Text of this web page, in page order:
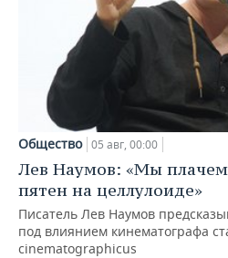
Общество 05 авг, 00:00
Лев Наумов: «Мы плачем
пятен на целлулоиде»
Писатель Лев Наумов
под влиянием кинематографа
cinematographicus